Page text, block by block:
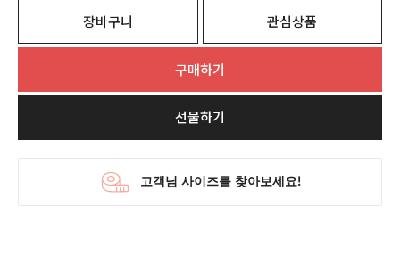
장바구니 관심상품
구매하기
선물하기